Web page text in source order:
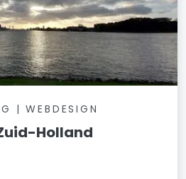
| WEBDESIGN
Holland